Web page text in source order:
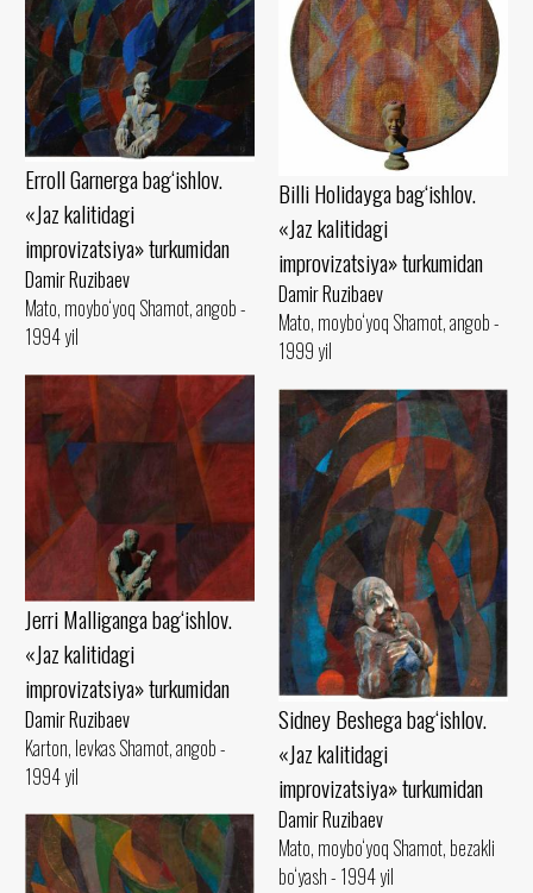
Billi Holidayga bag‘ishlov.
«Jaz kalitidagi
improvizatsiya» turkumidan
Damir Ruzibaev
Mato, moybo‘yoq Shamot, angob -
1999 yil
Erroll Garnerga bag‘ishlov.
«Jaz kalitidagi
improvizatsiya» turkumidan
Damir Ruzibaev
Mato, moybo‘yoq Shamot, angob -
1994 yil
Jerri Malliganga bag‘ishlov.
«Jaz kalitidagi
improvizatsiya» turkumidan
Damir Ruzibaev
Karton, levkas Shamot, angob -
1994 yil
Sidney Beshega bag‘ishlov.
«Jaz kalitidagi
improvizatsiya» turkumidan
Damir Ruzibaev
Mato, moybo‘yoq Shamot, bezakli
bo‘yash - 1994 yil